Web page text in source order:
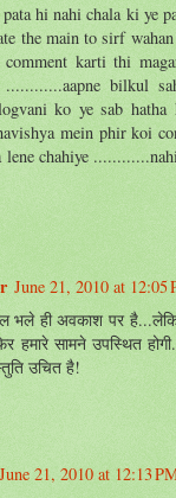
hi nahi chala ki ye
the main to sirf
karti thi
bilkul
ko ye sab
mein phir koi
lene chahiye
June 21, 2010 at 12:05
भले ही अवकाश पर
हमारे सामने उपस्थित
उचित है!
June 21, 2010 at 12:13